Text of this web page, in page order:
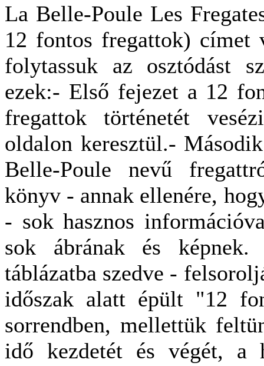
La Belle-Poule Les
12 fontos fregattok) címet
folytassuk az osztódást
ezek:- Első fejezet a 12
fregattok történetét
oldalon keresztül.-
Belle-Poule nevű
könyv - annak ellenére,
- sok hasznos
sok ábrának és
táblázatba szedve -
időszak alatt épült "12
sorrendben, mellettük
idő kezdetét és végét, a